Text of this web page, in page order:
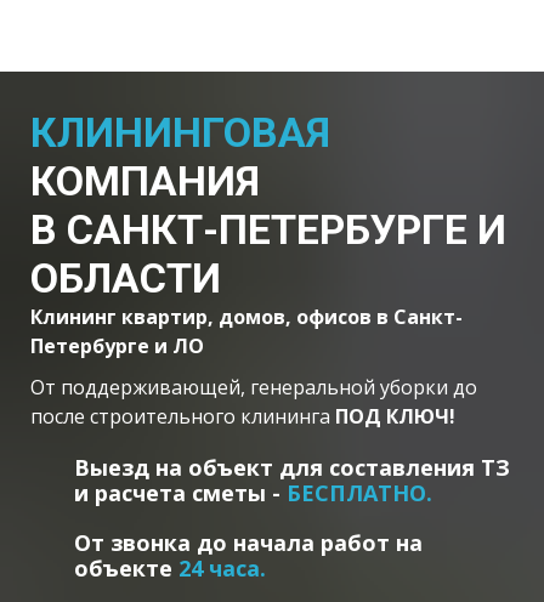
КЛИНИНГОВАЯ
КОМПАНИЯ
В САНКТ-ПЕТЕРБУРГЕ И
ОБЛАСТИ
Клининг квартир, домов, офисов в Санкт-
Петербурге и ЛО
От поддерживающей, генеральной уборки до
после строительного клининга ПОД КЛЮЧ!
Выезд на объект для составления ТЗ
и расчета сметы - БЕСПЛАТНО.
От звонка до начала работ на
объекте 24 часа.